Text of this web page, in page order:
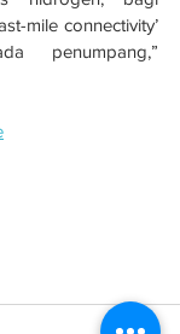
mile connectivity’
penumpang,”